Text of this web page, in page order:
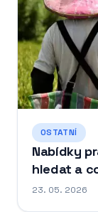
OSTATNÍ
Nabídky
hledat a
23. 05. 2026